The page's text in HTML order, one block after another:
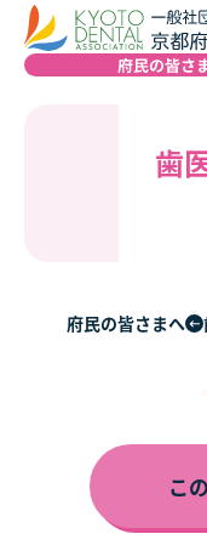
歯
府民の皆さまへ
こ